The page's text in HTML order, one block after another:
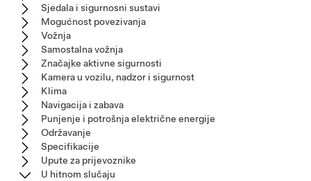
Sjedala i sigurnosni sustavi
Mogućnost povezivanja
Vožnja
Samostalna vožnja
Značajke aktivne sigurnosti
Kamera u vozilu, nadzor i sigurnost
Klima
Navigacija i zabava
Punjenje i potrošnja električne energije
Održavanje
Specifikacije
Upute za prijevoznike
U hitnom slučaju